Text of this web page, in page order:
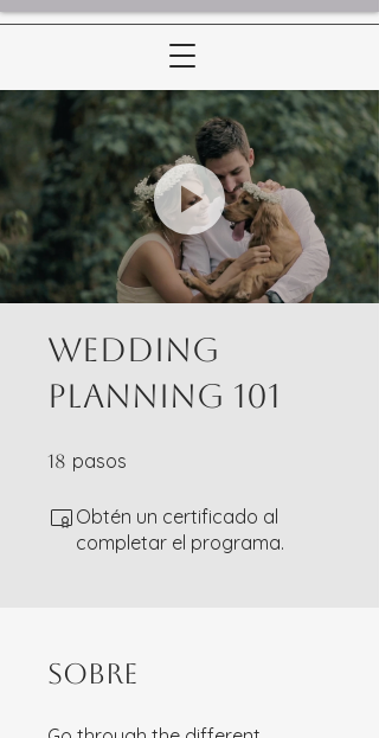
Wedding
Planning 101
18 pasos
Obtén un certificado al
completar el programa.
Sobre